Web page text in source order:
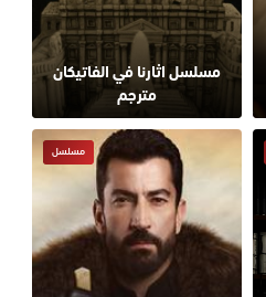
مسلسل اثارنا في الفاتيكان
مترجم
مسلسل